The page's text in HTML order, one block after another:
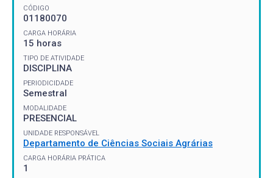
CÓDIGO
01180070
CARGA HORÁRIA
15 horas
TIPO DE ATIVIDADE
DISCIPLINA
PERIODICIDADE
Semestral
MODALIDADE
PRESENCIAL
UNIDADE RESPONSÁVEL
Departamento de Ciências Sociais Agrárias
CARGA HORÁRIA PRÁTICA
1